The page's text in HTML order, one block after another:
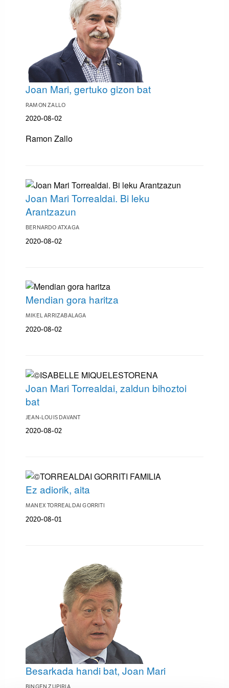
Joan Mari, gertuko gizon bat
RAMON ZALLO
2020-08-02
Ramon Zallo
Joan Mari Torrealdai. Bi leku
Arantzazun
BERNARDO ATXAGA
2020-08-02
Mendian gora haritza
MIKEL ARRIZABALAGA
2020-08-02
Joan Mari Torrealdai, zaldun bihoztoi
bat
JEAN-LOUIS DAVANT
2020-08-02
Ez adiorik, aita
MANEX TORREALDAI GORRITI
2020-08-01
Besarkada handi bat, Joan Mari